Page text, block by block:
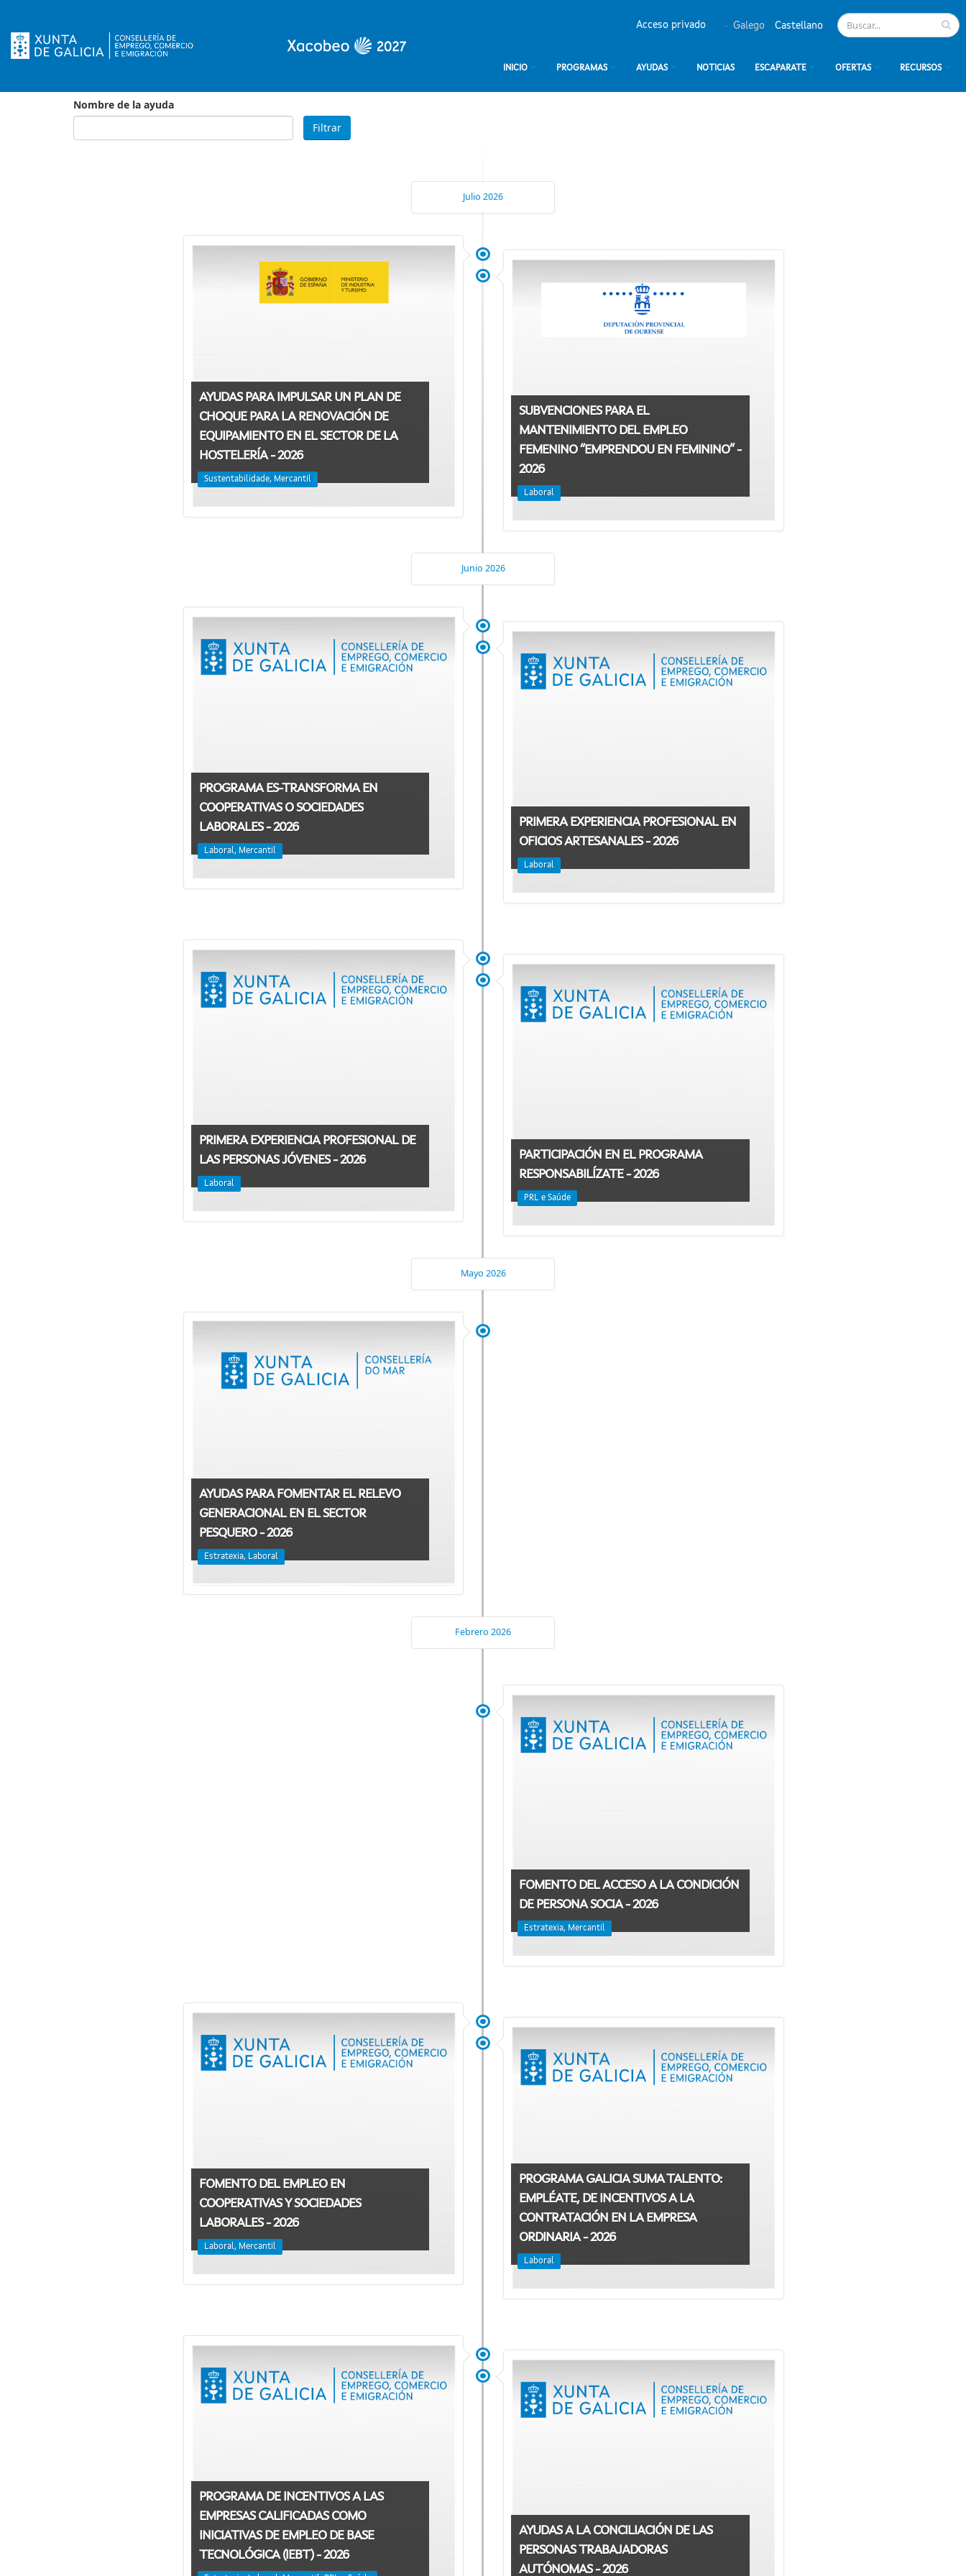
Galego Castellano
Acceso privado
INICIO PROGRAMAS AYUDAS NOTICIAS ESCAPARATE OFERTAS RECURSOS
Nombre de la ayuda
Julio 2026
AYUDAS PARA IMPULSAR UN PLAN DE
CHOQUE PARA LA RENOVACIÓN DE
EQUIPAMIENTO EN EL SECTOR DE LA
HOSTELERÍA - 2026
Sustentabilidade, Mercantil
SUBVENCIONES PARA EL
MANTENIMIENTO DEL EMPLEO
FEMENINO “EMPRENDOU EN FEMININO” -
2026
Laboral
Junio 2026
PROGRAMA ES-TRANSFORMA EN
COOPERATIVAS O SOCIEDADES
LABORALES - 2026
Laboral, Mercantil
PRIMERA EXPERIENCIA PROFESIONAL EN
OFICIOS ARTESANALES - 2026
Laboral
PRIMERA EXPERIENCIA PROFESIONAL DE
LAS PERSONAS JÓVENES - 2026
Laboral
PARTICIPACIÓN EN EL PROGRAMA
RESPONSABILÍZATE - 2026
PRL e Saúde
Mayo 2026
AYUDAS PARA FOMENTAR EL RELEVO
GENERACIONAL EN EL SECTOR
PESQUERO - 2026
Estratexia, Laboral
Febrero 2026
FOMENTO DEL ACCESO A LA CONDICIÓN
DE PERSONA SOCIA - 2026
Estratexia, Mercantil
FOMENTO DEL EMPLEO EN
COOPERATIVAS Y SOCIEDADES
LABORALES - 2026
Laboral, Mercantil
PROGRAMA GALICIA SUMA TALENTO:
EMPLÉATE, DE INCENTIVOS A LA
CONTRATACIÓN EN LA EMPRESA
ORDINARIA - 2026
Laboral
PROGRAMA DE INCENTIVOS A LAS
EMPRESAS CALIFICADAS COMO
INICIATIVAS DE EMPLEO DE BASE
TECNOLÓGICA (IEBT) - 2026
AYUDAS A LA CONCILIACIÓN DE LAS
PERSONAS TRABAJADORAS
AUTÓNOMAS - 2026